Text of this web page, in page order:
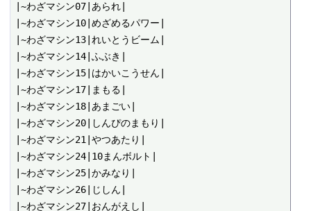
|~わざマシン07|あられ|
|~わざマシン10|めざめるパワー|
|~わざマシン13|れいとうビーム|
|~わざマシン14|ふぶき|
|~わざマシン15|はかいこうせん|
|~わざマシン17|まもる|
|~わざマシン18|あまごい|
|~わざマシン20|しんぴのまもり|
|~わざマシン21|やつあたり|
|~わざマシン24|10まんボルト|
|~わざマシン25|かみなり|
|~わざマシン26|じしん|
|~わざマシン27|おんがえし|